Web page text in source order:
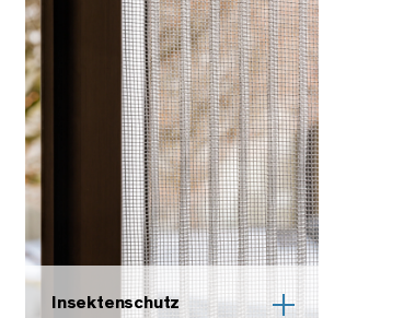
Insektenschutz